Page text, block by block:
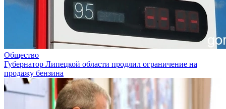
Общество
Губернатор Липецкой области продлил ограничение на
продажу бензина